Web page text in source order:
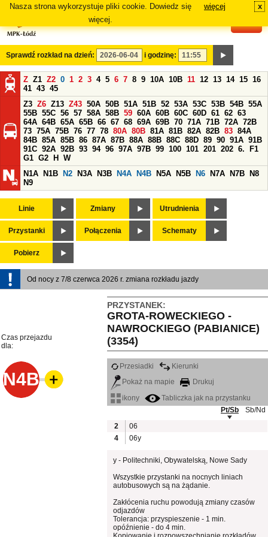
Nasza strona wykorzystuje pliki cookie. Dowiedz się
więcej.
więcej x
Sprawdź rozkład na dzień: i godzinę:
Z Z1 Z2 0 1 2 3 4 5 6 7 8 9 10A 10B 11 12 13 14 15 16
41 43 45
Z3 Z6 Z13 Z43 50A 50B 51A 51B 52 53A 53C 53B 54B 55A
55B 55C 56 57 58A 58B 59 60A 60B 60C 60D 61 62 63
64A 64B 65A 65B 66 67 68 69A 69B 70 71A 71B 72A 72B
73 75A 75B 76 77 78 80A 80B 81A 81B 82A 82B 83 84A
84B 85A 85B 86 87A 87B 88A 88B 88C 88D 89 90 91A 91B
91C 92A 92B 93 94 96 97A 97B 99 100 101 201 202 6.
F1
G1 G2 H
W
N1A
N1B N2 N3A N3B N4A N4B N5A N5B N6 N7A N7B
N8
N9
Linie Zmiany Utrudnienia
Przystanki Połączenia Schematy
Pobierz
Od nocy z 7/8 czerwca 2026 r. zmiana rozkładu jazdy
PRZYSTANEK:
GROTA-ROWECKIEGO -
NAWROCKIEGO (PABIANICE)
(3354)
Czas przejazdu
dla:
N4B
Przesiadki
Kierunki
Pokaż na mapie
Drukuj
ikony
Tabliczka jak na przystanku
Pt/Sb
Sb/Nd
2
06
4
06y
y - Politechniki, Obywatelską, Nowe Sady
Wszystkie przystanki na nocnych liniach
autobusowych są na żądanie.
Zakłócenia ruchu powodują zmiany czasów
odjazdów
Tolerancja: przyspieszenie - 1 min.
opóźnienie - do 4 min.